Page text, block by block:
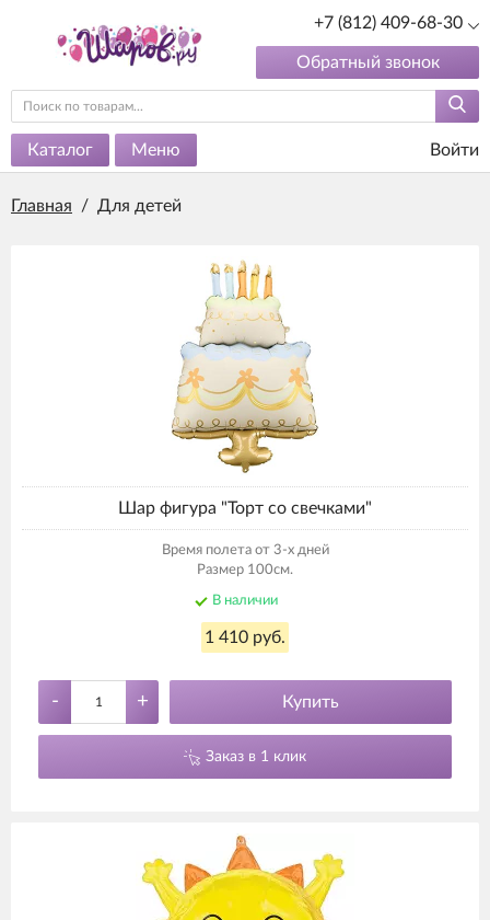
+7 (812) 409-68-30
Обратный звонок
Каталог Меню Войти
Главная / Для детей
Шар фигура "Торт со свечками"
Время полета от 3-х дней
Размер 100см.
В наличии
1 410 руб.
- + Купить
Заказ в 1 клик